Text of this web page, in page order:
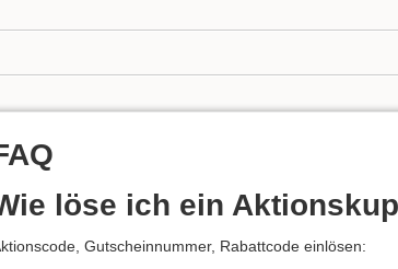
löse ich ein
Gutscheinnummer, Rabattcode einlösen: